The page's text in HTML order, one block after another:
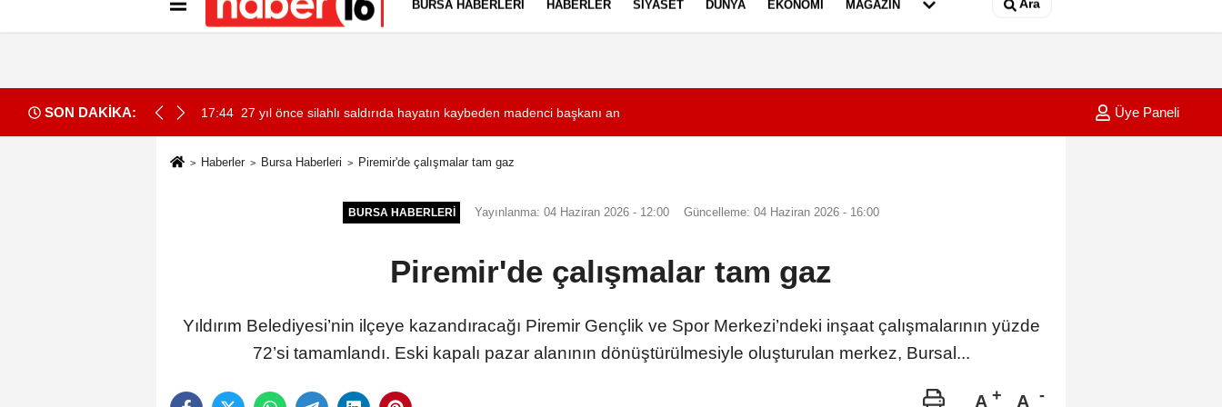
İletişim Gizlilik İlkeleri
BURSA HABERLERI HABERLER SIYASET DÜNYA EKONOMI MAGAZIN Ara
SON DAKİKA:
madenci başkanı anıldı 17:36 Bakan Göktaş: Sorumluluğumuz, huzurun, sosyal dayanışmayla daha da güçlenmesini sağlamaktır 17:26
Üye Paneli
Haberler Bursa Haberleri Piremir'de çalışmalar tam gaz
BURSA HABERLERI Yayınlanma: 04 Haziran 2026 - 12:00 Güncelleme: 04 Haziran 2026 - 16:00
Piremir'de çalışmalar tam gaz
Yıldırım Belediyesi’nin ilçeye kazandıracağı Piremir Gençlik ve Spor Merkezi’ndeki inşaat çalışmalarının yüzde
72’si tamamlandı. Eski kapalı pazar alanının dönüştürülmesiyle oluşturulan merkez, Bursal...
A A